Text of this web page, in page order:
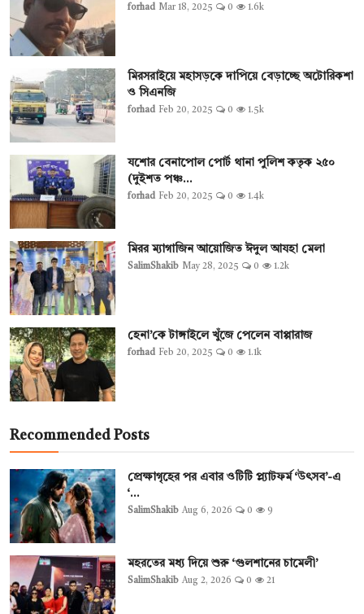
forhad Mar 18, 2025 0 1.6k
মিরসরাইয়ে মহাসড়কে দাপিয়ে বেড়াচ্ছে অটোরিকশা
ও সিএনজি
forhad Feb 20, 2025 0 1.5k
যশোর বেনাপোল পোর্ট থানা পুলিশ কতৃক ২৫০
(দুইশত পঞ্চ...
forhad Feb 20, 2025 0 1.4k
মিরর ম্যাগাজিন আয়োজিত ঈদুল আযহা মেলা
SalimShakib May 28, 2025 0 1.2k
হেনা’কে টাঙ্গাইলে খুঁজে পেলেন বাপ্পারাজ
forhad Feb 20, 2025 0 1.1k
Recommended Posts
প্রেক্ষাগৃহের পর এবার ওটিটি প্ল্যাটফর্ম ‘উৎসব’-এ
‘...
SalimShakib Aug 6, 2026 0 9
মহরতের মধ্য দিয়ে শুরু ‘গুলশানের চামেলী’
SalimShakib Aug 2, 2026 0 21